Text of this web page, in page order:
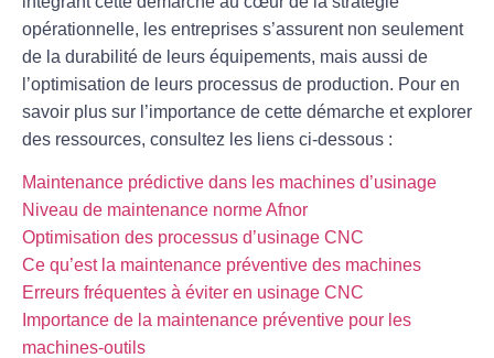
opérationnelle, les entreprises s’assurent non seulement
de la durabilité de leurs équipements, mais aussi de
l’optimisation de leurs processus de production. Pour en
savoir plus sur l’importance de cette démarche et explorer
des ressources, consultez les liens ci-dessous :
Maintenance prédictive dans les machines d’usinage
Niveau de maintenance norme Afnor
Optimisation des processus d’usinage CNC
Ce qu’est la maintenance préventive des machines
Erreurs fréquentes à éviter en usinage CNC
Importance de la maintenance préventive pour les
machines-outils